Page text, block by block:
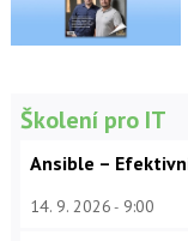
Školení pro IT
Ansible –
14. 9. 2026 9:00